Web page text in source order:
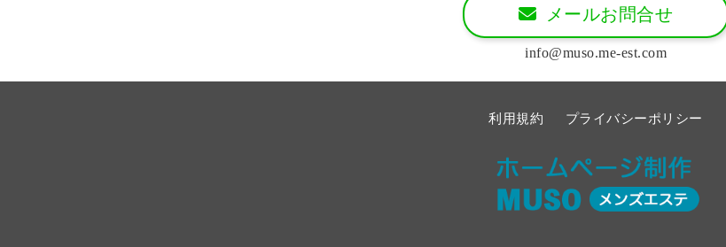
メールお問合せ
info@muso.me-est.com
利用規約 プライバシーポリシー